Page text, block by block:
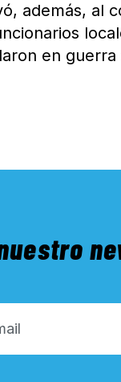
además, al
en guerra